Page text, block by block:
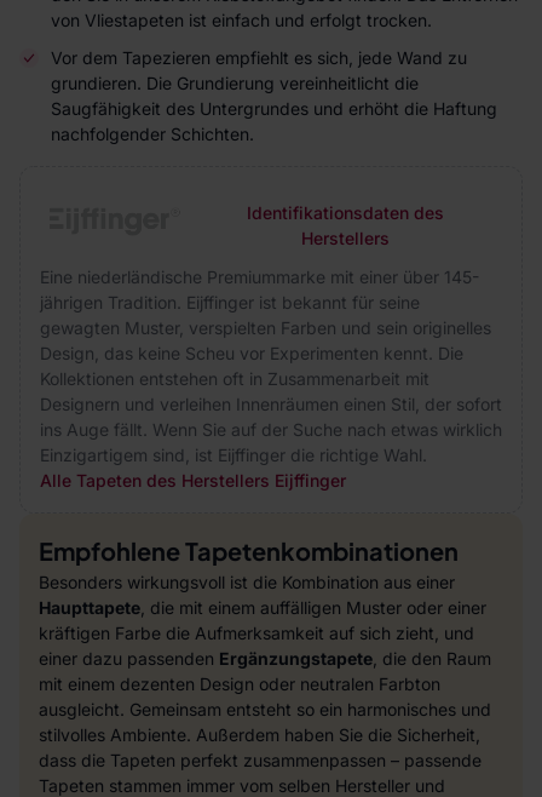
von Vliestapeten ist einfach und erfolgt trocken.
Vor dem Tapezieren empfiehlt es sich, jede Wand zu
grundieren. Die Grundierung vereinheitlicht die
Saugfähigkeit des Untergrundes und erhöht die Haftung
nachfolgender Schichten.
Identifikationsdaten des
Herstellers
Eine niederländische Premiummarke mit einer über 145-
jährigen Tradition. Eijffinger ist bekannt für seine
gewagten Muster, verspielten Farben und sein originelles
Design, das keine Scheu vor Experimenten kennt. Die
Kollektionen entstehen oft in Zusammenarbeit mit
Designern und verleihen Innenräumen einen Stil, der sofort
ins Auge fällt. Wenn Sie auf der Suche nach etwas wirklich
Einzigartigem sind, ist Eijffinger die richtige Wahl.
Alle Tapeten des Herstellers Eijffinger
Empfohlene Tapetenkombinationen
Besonders wirkungsvoll ist die Kombination aus einer
Haupttapete , die mit einem auffälligen Muster oder einer
kräftigen Farbe die Aufmerksamkeit auf sich zieht, und
einer dazu passenden Ergänzungstapete , die den Raum
mit einem dezenten Design oder neutralen Farbton
ausgleicht. Gemeinsam entsteht so ein harmonisches und
stilvolles Ambiente. Außerdem haben Sie die Sicherheit,
dass die Tapeten perfekt zusammenpassen – passende
Tapeten stammen immer vom selben Hersteller und